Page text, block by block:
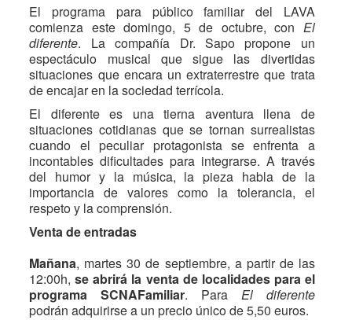
El programa para público familiar del LAVA
comienza este domingo, 5 de octubre, con El
diferente. La compañía Dr. Sapo propone un
espectáculo musical que sigue las divertidas
situaciones que encara un extraterrestre que trata
de encajar en la sociedad terrícola.
El diferente es una tierna aventura llena de
situaciones cotidianas que se tornan surrealistas
cuando el peculiar protagonista se enfrenta a
incontables dificultades para integrarse. A través
del humor y la música, la pieza habla de la
importancia de valores como la tolerancia, el
respeto y la comprensión.
Venta de entradas
Mañana, martes 30 de septiembre, a partir de las
12:00h,se abrirá la venta de localidades para el
programa SCNAFamiliar. Para El diferente
podrán adquirirse a un precio único de 5,50 euros.